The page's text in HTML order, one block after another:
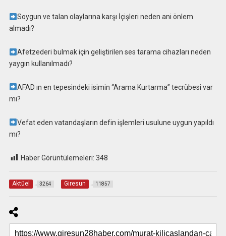
Soygun ve talan olaylarına karşı İçişleri neden ani önlem
almadı?
Afetzederi bulmak için geliştirilen ses tarama cihazları neden
yaygın kullanılmadı?
AFAD ın en tepesindeki isimin “Arama Kurtarma” tecrübesi var
mı?
Vefat eden vatandaşların defin işlemleri usulune uygun yapıldı
mı?
Haber Görüntülemeleri: 348
Aktüel 3264 Giresun 11857